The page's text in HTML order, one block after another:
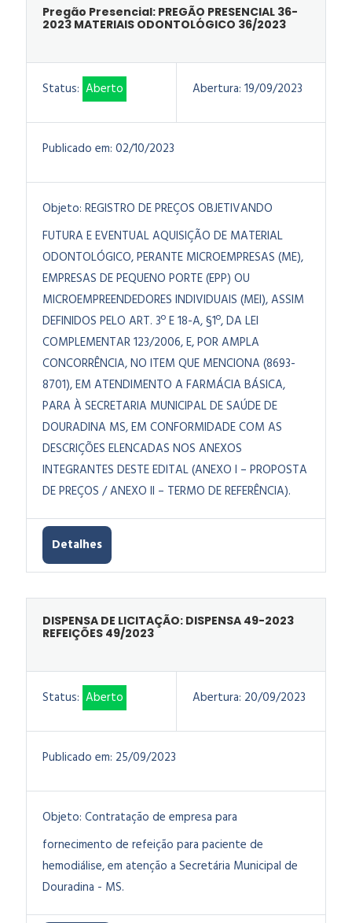
Pregão Presencial: PREGÃO PRESENCIAL 36-
2023 MATERIAIS ODONTOLÓGICO 36/2023
Status: Aberto Abertura: 19/09/2023
Publicado em: 02/10/2023
Objeto: REGISTRO DE PREÇOS OBJETIVANDO
FUTURA E EVENTUAL AQUISIÇÃO DE MATERIAL
ODONTOLÓGICO, PERANTE MICROEMPRESAS (ME),
EMPRESAS DE PEQUENO PORTE (EPP) OU
MICROEMPREENDEDORES INDIVIDUAIS (MEI), ASSIM
DEFINIDOS PELO ART. 3º E 18-A, §1º, DA LEI
COMPLEMENTAR 123/2006, E, POR AMPLA
CONCORRÊNCIA, NO ITEM QUE MENCIONA (8693-
8701), EM ATENDIMENTO A FARMÁCIA BÁSICA,
PARA À SECRETARIA MUNICIPAL DE SAÚDE DE
DOURADINA MS, EM CONFORMIDADE COM AS
DESCRIÇÕES ELENCADAS NOS ANEXOS
INTEGRANTES DESTE EDITAL (ANEXO I – PROPOSTA
DE PREÇOS / ANEXO II – TERMO DE REFERÊNCIA).
Detalhes
DISPENSA DE LICITAÇÃO: DISPENSA 49-2023
REFEIÇÕES 49/2023
Status: Aberto Abertura: 20/09/2023
Publicado em: 25/09/2023
Objeto: Contratação de empresa para
fornecimento de refeição para paciente de
hemodiálise, em atenção a Secretária Municipal de
Douradina - MS.